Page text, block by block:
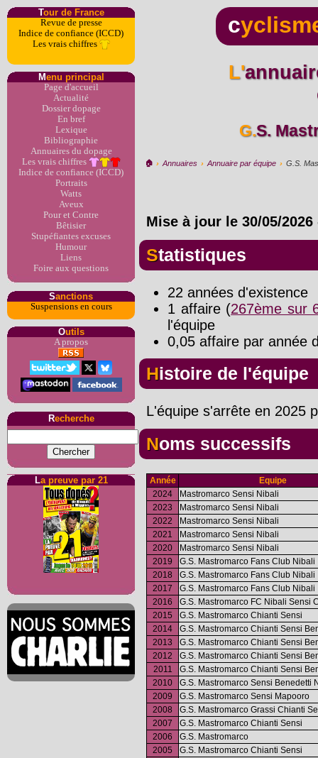
Tour de France
Revue de presse
Indice de confiance (ICCD)
Les vrais chiffres
Menu principal
Page d'accueil
Actualité
Dossier dopage
En bref
Lexique
Bibliographie
Annuaires du dopage
Les vrais chiffres
Indice de confiance (ICCD)
Portraits
Watts
Aveux
Pour et Contre
Bêtisier
Stupéfiantes excuses
Humour
Liens
Foire aux questions
Sanctions
Suspensions en cours
Outils
A propos
Recherche
La preuve par 21
c
L'annuaire du dopage par
G.S.
🏠︎ › Annuaires › Annuaire par équipe › G.S.
Mise à jour le 30/05/2026
Statistiques
22 années d'existence
1 affaire (267ème sur
l'équipe
0,05 affaire par année
Histoire de l'équipe
L'équipe s'arrête en 2025
Noms successifs
Année
Equipe
2024
Mastromarco Sensi Nibali
2023
Mastromarco Sensi Nibali
2022
Mastromarco Sensi Nibali
2021
Mastromarco Sensi Nibali
2020
Mastromarco Sensi Nibali
2019
G.S. Mastromarco Fans Club Nibali
2018
G.S. Mastromarco Fans Club Nibali
2017
G.S. Mastromarco Fans Club Nibali
2016
G.S. Mastromarco FC Nibali Sensi
2015
G.S. Mastromarco Chianti Sensi
2014
G.S. Mastromarco Chianti Sensi
2013
G.S. Mastromarco Chianti Sensi
2012
G.S. Mastromarco Chianti Sensi
2011
G.S. Mastromarco Chianti Sensi
2010
G.S. Mastromarco Sensi Benedetti
2009
G.S. Mastromarco Sensi Mapooro
2008
G.S. Mastromarco Grassi Chianti
2007
G.S. Mastromarco Chianti Sensi
2006
G.S. Mastromarco
2005
G.S. Mastromarco Chianti Sensi